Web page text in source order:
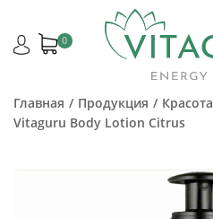
0
Главная Продукция
Красота
Vitaguru Body Lotion Citrus